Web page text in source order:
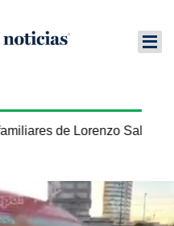
de Lorenzo Salgado en